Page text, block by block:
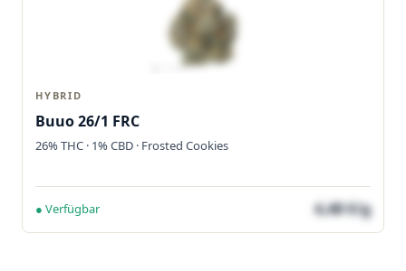
HYBRID
Buuo 26/1 FRC
26% THC · 1% CBD · Frosted Cookies
● Verfügbar 4,48 €/g